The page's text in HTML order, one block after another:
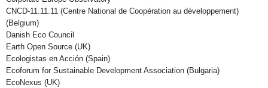
CNCD-11.11.11 (Centre National de Coopération au développement)
(Belgium)
Danish Eco Council
Earth Open Source (UK)
Ecologistas en Acción (Spain)
Ecoforum for Sustainable Development Association (Bulgaria)
EcoNexus (UK)